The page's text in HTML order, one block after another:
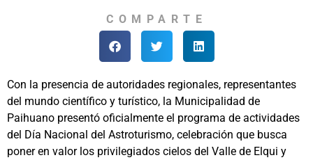
COMPARTE
Con la presencia de autoridades regionales, representantes
del mundo científico y turístico, la Municipalidad de
Paihuano presentó oficialmente el programa de actividades
del Día Nacional del Astroturismo, celebración que busca
poner en valor los privilegiados cielos del Valle de Elqui y